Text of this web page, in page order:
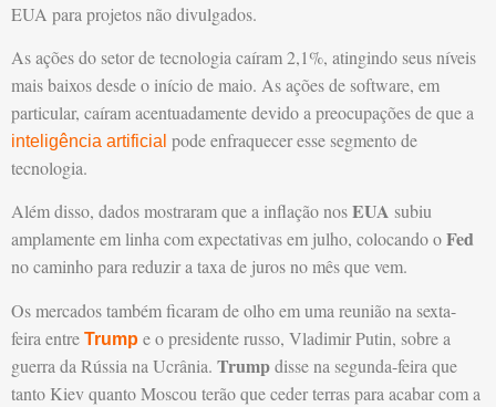
EUA para projetos não divulgados.
As ações do setor de tecnologia caíram 2,1%, atingindo seus níveis
mais baixos desde o início de maio. As ações de software, em
particular, caíram acentuadamente devido a preocupações de que a
inteligência artificial pode enfraquecer esse segmento de
tecnologia.
Além disso, dados mostraram que a inflação nosEUA subiu
amplamente em linha com expectativas em julho, colocando oFed
no caminho para reduzir a taxa de juros no mês que vem.
Os mercados também ficaram de olho em uma reunião na sexta-
feira entre Trump e o presidente russo, Vladimir Putin, sobre a
guerra da Rússia na Ucrânia. Trumpdisse na segunda-feira que
tanto Kiev quanto Moscou terão que ceder terras para acabar com a